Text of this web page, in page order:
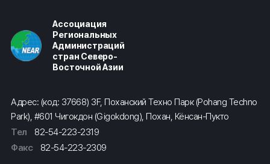
Ассоциация
Региональных
Администраций
стран Северо-
Восточной Азии
Адрес: (код: 37668) 3F, Поханский Техно Парк (Pohang Techno
Park), #601 Чигокдон (Gigokdong), Похан, Кёнсан-Пукто
Тел
82-54-223-2319
Факс
82-54-223-2309